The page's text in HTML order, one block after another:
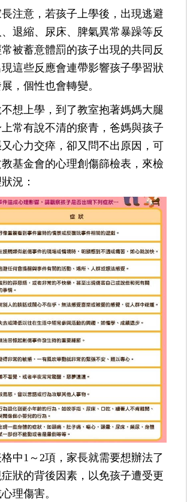
注意，若孩子上學後，出現逃避
退縮、尿床、脾氣異常暴躁等反
被蓄意體罰的孩子出現的共同反
這些反應會連帶影響孩子學習狀
，個性也會轉變。
想上學，到了教室抱著媽媽大腿
常有說不清的瘀青，爸媽與孩子
心力交瘁，卻又問不出原因，可
基金會的心理創傷篩檢表，來檢
況：
中1～2項，家長就需要想辦法了
狀的背後因素，以免孩子遭受更
理傷害。